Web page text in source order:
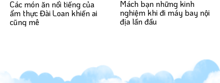
Các món ăn nổi tiếng của
ẩm thực Đài Loan khiến ai
cũng mê
Mách bạn những kinh
nghiệm khi đi máy bay nội
địa lần đầu